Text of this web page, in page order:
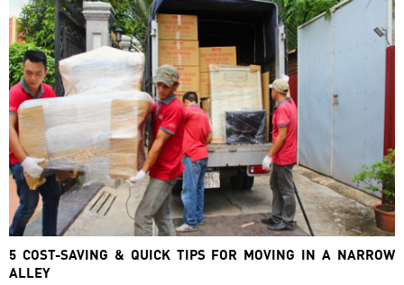
5 COST-SAVING & QUICK TIPS FOR MOVING IN A NARROW
ALLEY